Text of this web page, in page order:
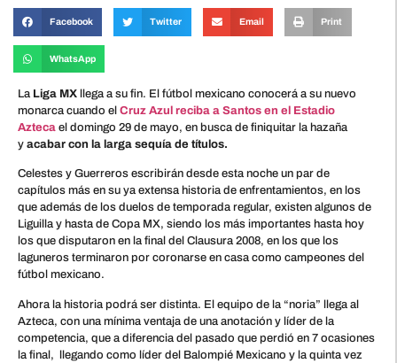
Facebook Twitter Email Print
WhatsApp
La Liga MX llega a su fin. El fútbol mexicano conocerá a su nuevo
monarca cuando el Cruz Azul reciba a Santos en el Estadio
Azteca el domingo 29 de mayo, en busca de finiquitar la hazaña
y acabar con la larga sequía de títulos.
Celestes y Guerreros escribirán desde esta noche un par de
capítulos más en su ya extensa historia de enfrentamientos, en los
que además de los duelos de temporada regular, existen algunos de
Liguilla y hasta de Copa MX, siendo los más importantes hasta hoy
los que disputaron en la final del Clausura 2008, en los que los
laguneros terminaron por coronarse en casa como campeones del
fútbol mexicano.
Ahora la historia podrá ser distinta. El equipo de la “noria” llega al
Azteca, con una mínima ventaja de una anotación y líder de la
competencia, que a diferencia del pasado que perdió en 7 ocasiones
la final, llegando como líder del Balompié Mexicano y la quinta vez